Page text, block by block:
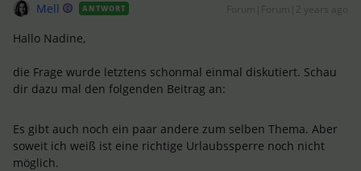
Mell ANTWORT
Hallo Nadine,
die Frage wurde letztens schonmal einmal diskutiert. Schau
dir dazu mal den folgenden Beitrag an:
Es gibt auch noch ein paar andere zum selben Thema. Aber
soweit ich weiß ist eine richtige Urlaubssperre noch nicht
möglich.